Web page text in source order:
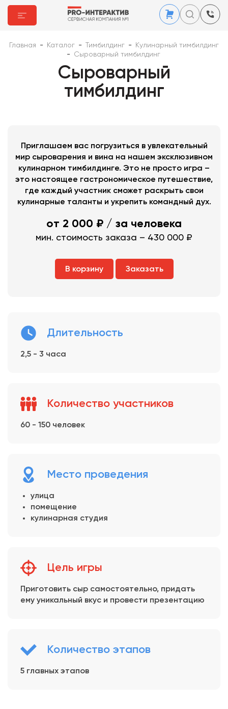
Главная - Каталог - Тимбилдинг -
Кулинарный тимбилдинг
-
Сыроварный тимбилдинг
Сыроварный
тимбилдинг
Приглашаем вас погрузиться в увлекательный
мир сыроварения и вина на нашем эксклюзивном
кулинарном тимбилдинге. Это не просто игра –
это настоящее гастрономическое путешествие,
где каждый участник сможет раскрыть свои
кулинарные таланты и укрепить командный дух.
от 2 000 ₽ / за человека
мин. стоимость заказа – 430 000 ₽
В корзину Заказать
Длительность
2,5 - 3 часа
Количество участников
60 - 150 человек
Место проведения
улица
помещение
кулинарная студия
Цель игры
Приготовить сыр самостоятельно, придать
ему уникальный вкус и провести презентацию
Количество этапов
5 главных этапов